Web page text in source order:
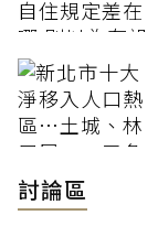
討論區